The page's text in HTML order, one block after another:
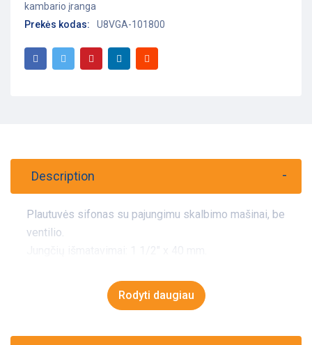
kambario įranga
Prekės kodas:
U8VGA-101800
Description
Plautuvės sifonas su pajungimu skalbimo mašinai, be
ventilio.
Rodyti daugiau